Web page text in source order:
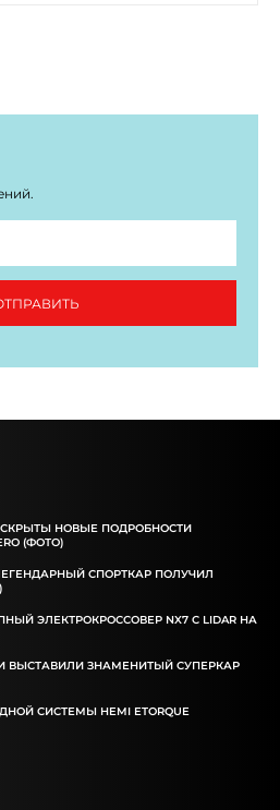
НОВЫЕ ПОДРОБНОСТИ
(ФОТО)
ЛЕГЕНДАРНЫЙ СПОРТКАР ПОЛУЧИЛ
ЭЛЕКТРОКРОССОВЕР NX7 С LIDAR НА
ВЫСТАВИЛИ ЗНАМЕНИТЫЙ СУПЕРКАР
СИСТЕМЫ HEMI ETORQUE